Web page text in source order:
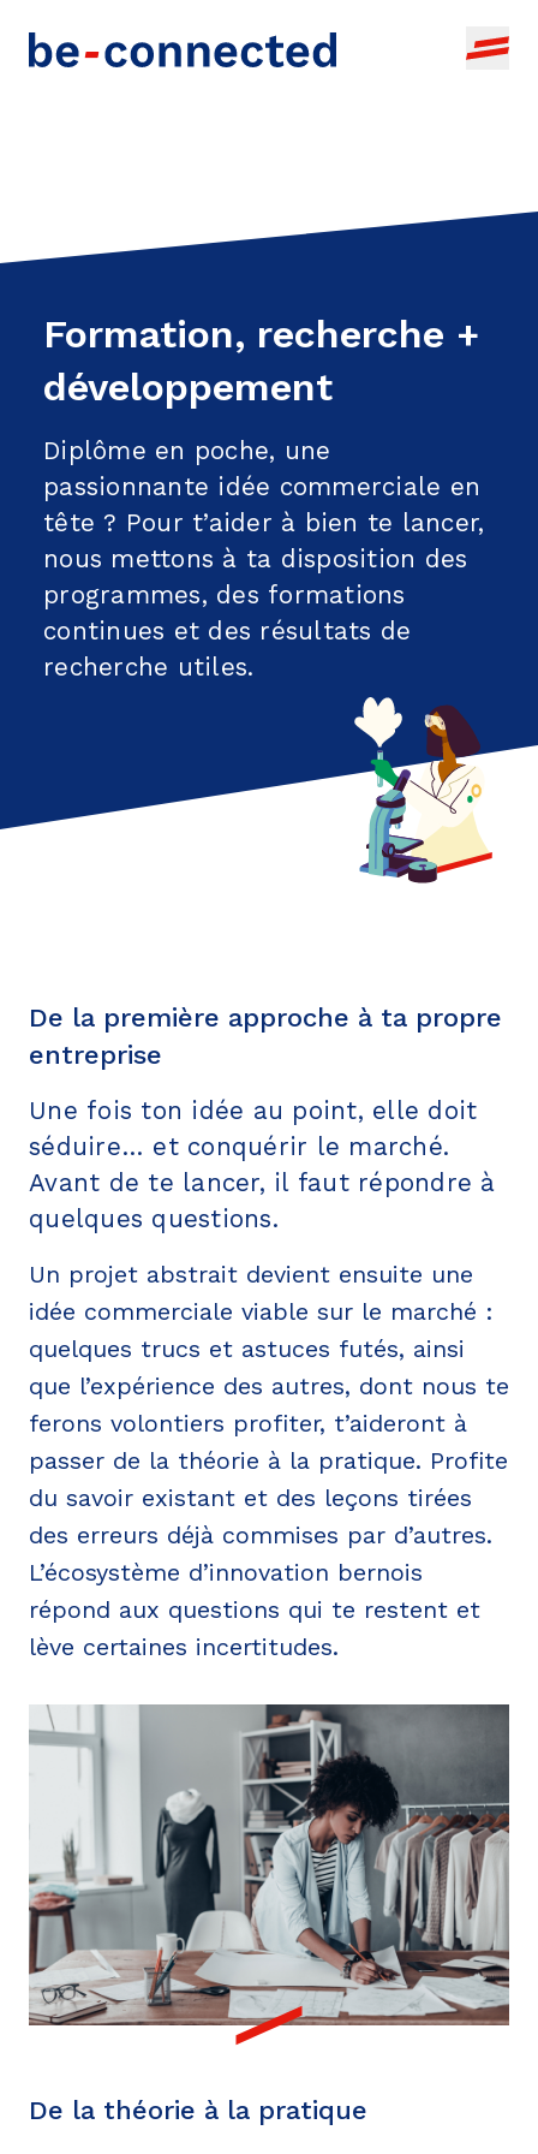
développement
Création d'entreprise
Infrastructures + locaux
Financement
Développement commercial
Réseau
Pool d'actualités bernois
Agenda
Ajouter votre propre événement
RECHERCHE D'OFFRE
Formation, recherche +
développement
Diplôme en poche, une
passionnante idée commerciale en
tête ? Pour t’aider à bien te lancer,
nous mettons à ta disposition des
programmes, des formations
continues et des résultats de
recherche utiles.
De la première approche à ta propre
entreprise
Une fois ton idée au point, elle doit
séduire… et conquérir le marché.
Avant de te lancer, il faut répondre à
quelques questions.
Un projet abstrait devient ensuite une
idée commerciale viable sur le marché :
quelques trucs et astuces futés, ainsi
que l’expérience des autres, dont nous te
ferons volontiers profiter, t’aideront à
passer de la théorie à la pratique. Profite
du savoir existant et des leçons tirées
des erreurs déjà commises par d’autres.
L’écosystème d’innovation bernois
répond aux questions qui te restent et
lève certaines incertitudes.
De la théorie à la pratique